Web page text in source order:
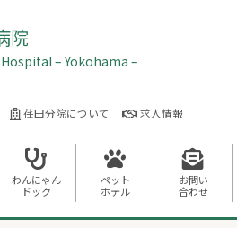
院
– Yokohama –
荏田分院について 求人情報
わんにゃん
ドック
ペット
ホテル
お問い
合わせ